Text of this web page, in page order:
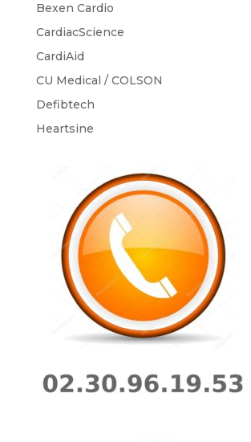
Bexen Cardio
CardiacScience
CardiAid
CU Medical / COLSON
Defibtech
Heartsine